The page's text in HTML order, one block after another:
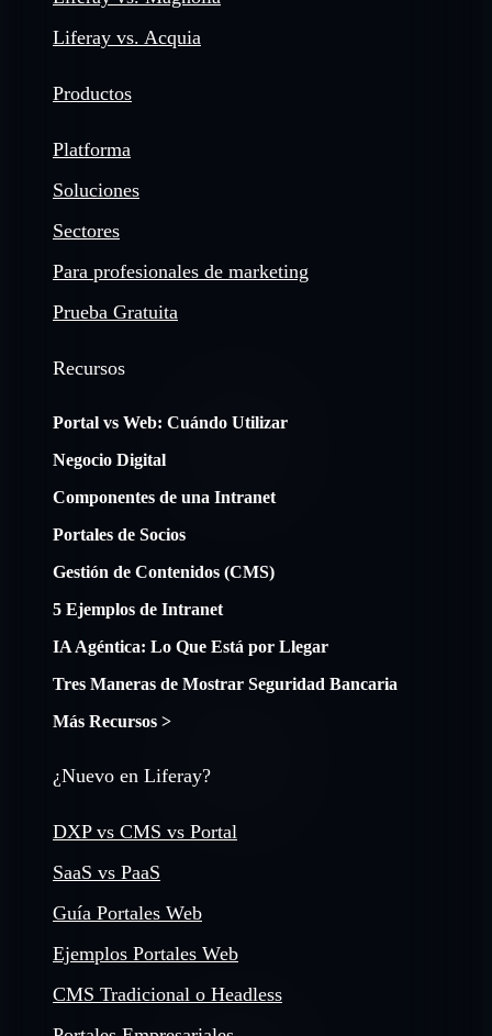
Liferay vs. Acquia
Productos
Platforma
Soluciones
Sectores
Para profesionales de marketing
Prueba Gratuita
Recursos
Portal vs Web: Cuándo Utilizar
Negocio Digital
Componentes de una Intranet
Portales de Socios
Gestión de Contenidos (CMS)
5 Ejemplos de Intranet
IA Agéntica: Lo Que Está por Llegar
Tres Maneras de Mostrar Seguridad Bancaria
Más Recursos >
¿Nuevo en Liferay?
DXP vs CMS vs Portal
SaaS vs PaaS
Guía Portales Web
Ejemplos Portales Web
CMS Tradicional o Headless